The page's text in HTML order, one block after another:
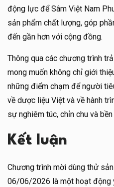
động lực để Sâm Việt Nam
sản phẩm chất lượng, góp
đến gần hơn với cộng đồng.
Thông qua các chương trình
mong muốn không chỉ giới
những điểm chạm để người
về dược liệu Việt và về hành
sự nghiêm túc, chỉn chu và bền
Kết luận
Chương trình mời dùng thử
06/06/2026 là một hoạt động